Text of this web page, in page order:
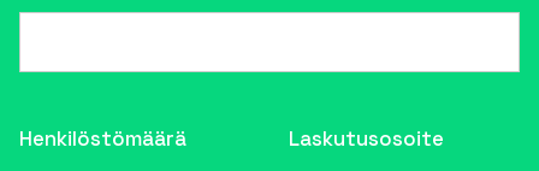
Henkilöstömäärä Laskutusosoite